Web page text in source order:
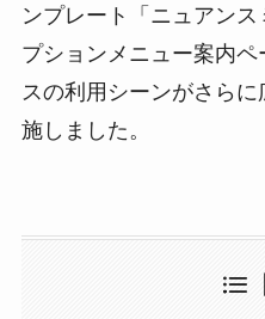
ンプレート「ニュアン
プションメニュー案内
スの利用シーンがさら
施しました。